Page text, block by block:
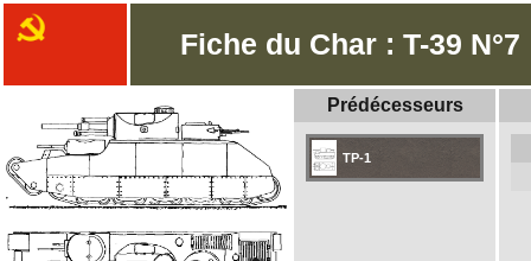
Fiche du Char : T-39 N°7
Prédécesseurs
TP-1